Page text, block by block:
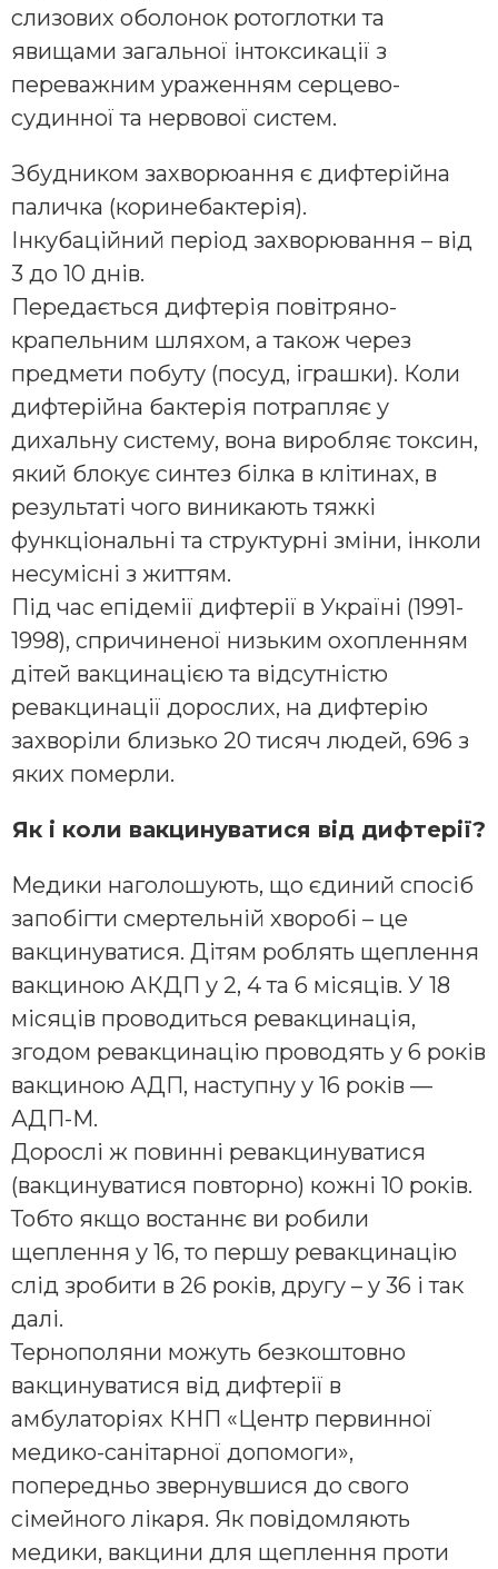
слизових оболонок ротоглотки та
явищами загальної інтоксикації з
переважним ураженням серцево-
судинної та нервової систем.
Збудником захворюання є дифтерійна
паличка (коринебактерія).
Інкубаційний період захворювання – від
3 до 10 днів.
Передається дифтерія повітряно-
крапельним шляхом, а також через
предмети побуту (посуд, іграшки). Коли
дифтерійна бактерія потрапляє у
дихальну систему, вона виробляє токсин,
який блокує синтез білка в клітинах, в
результаті чого виникають тяжкі
функціональні та структурні зміни, інколи
несумісні з життям.
Під час епідемії дифтерії в Україні (1991-
1998), спричиненої низьким охопленням
дітей вакцинацією та відсутністю
ревакцинації дорослих, на дифтерію
захворіли близько 20 тисяч людей, 696 з
яких померли.
Як і коли вакцинуватися від дифтерії?
Медики наголошують, що єдиний спосіб
запобігти смертельній хворобі – це
вакцинуватися. Дітям роблять щеплення
вакциною АКДП у 2, 4 та 6 місяців. У 18
місяців проводиться ревакцинація,
згодом ревакцинацію проводять у 6 років
вакциною АДП, наступну у 16 років —
АДП-М.
Дорослі ж повинні ревакцинуватися
(вакцинуватися повторно) кожні 10 років.
Тобто якщо востаннє ви робили
щеплення у 16, то першу ревакцинацію
слід зробити в 26 років, другу – у 36 і так
далі.
Тернополяни можуть безкоштовно
вакцинуватися від дифтерії в
амбулаторіях КНП «Центр первинної
медико-санітарної допомоги»,
попередньо звернувшися до свого
сімейного лікаря. Як повідомляють
медики, вакцини для щеплення проти